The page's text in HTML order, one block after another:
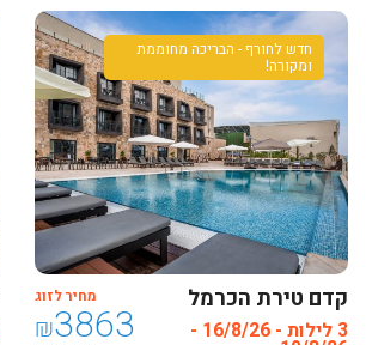
חדש לחורף - הבריכה מחוממת
ומקורה!
קדם טירת הכרמל
3 לילות - 16/8/26 -
מחיר לזוג
₪3863